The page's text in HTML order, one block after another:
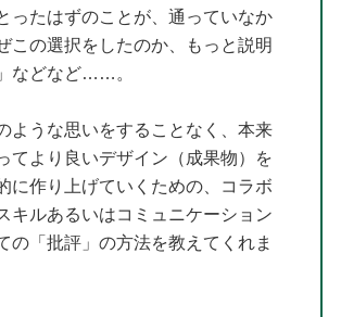
ったはずのことが、通っていなか
この選択をしたのか、もっと説明
などなど……。
ような思いをすることなく、本来
てより良いデザイン（成果物）を
に作り上げていくための、コラボ
キルあるいはコミュニケーション
の「批評」の方法を教えてくれま